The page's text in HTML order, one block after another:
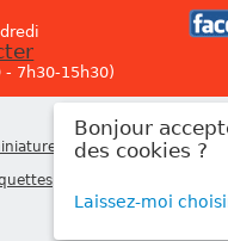
- 7h30-15h30)
Bonjour
des cookies ?
Laissez-moi